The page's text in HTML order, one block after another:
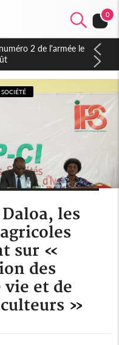
0
2 de l'armée le
SOCIÉTÉ
les
sur «
des
et de
»